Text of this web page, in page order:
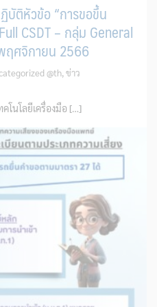
บัติหัวข้อ “การขอขึ้น
CSDT – กลุ่ม General
ฤศจิกายน 2566
@th, ข่าว
นโลยีเครื่องมือ […]